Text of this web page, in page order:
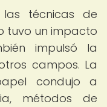
técnicas de
tuvo un impacto
impulsó la
campos. La
condujo a
métodos de